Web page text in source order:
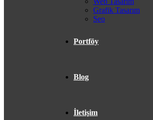
Grafik Tasarım
Seo
Portföy
Blog
İletişim